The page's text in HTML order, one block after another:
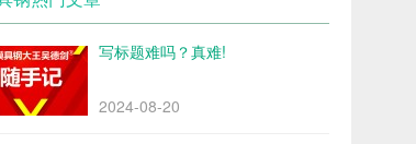
写标题难吗？真难!
2024-08-20